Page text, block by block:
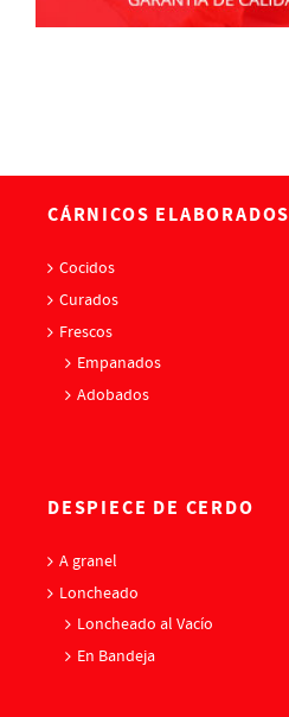
CÁRNICOS ELABORADOS
Cocidos
Curados
Frescos
Empanados
Adobados
DESPIECE DE CERDO
A granel
Loncheado
Loncheado al Vacío
En Bandeja